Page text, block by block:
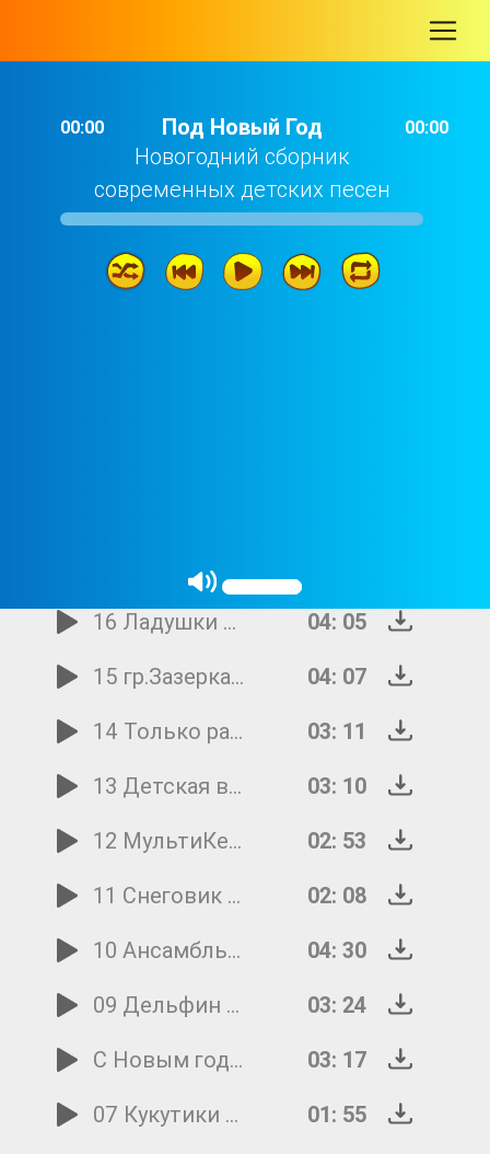
00:00
Под Новый Год
Новогодний сборник
современных детских песен
00:00
16 Ладушки Здравствуй дедушка мороз
04: 05
15 гр.Зазеркалье Этот день с тобой мы ждали...(Новогодний хоровод)
04: 07
14 Только раз в году бывает...(Новогодняя) - Учитель танцев
03: 11
13 Детская версия Новый год к нам мчится...(Новогодняя) - неизв.исп
03: 10
12 МультиКейс МЕЧТЫ-СНЕЖИНКИ сл и муз Е Плотниковой
02: 53
11 Снеговик Знает каждый снеговик
02: 08
10 Ансамбль Семицветик - Новый год
04: 30
09 Дельфин Всё меняется...(С Новым годом(привет С.Гомес)
03: 24
С Новым годом, друзья!
03: 17
07 Кукутики - В лесу родилась ёлочка (новогодняя песенка для детей)
01: 55